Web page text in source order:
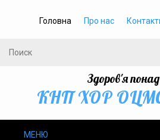
Головна Про нас
Здоров'я
КНП ХОР
МЕНЮ